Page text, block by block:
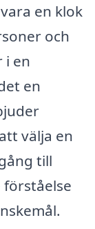
en klok
och
i en
en
välja en
till